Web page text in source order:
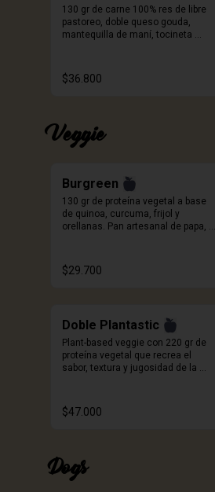
130 gr de carne 100% res de libre
pastoreo, doble queso gouda,
mantequilla de maní, tocineta
de papas.
$36.800
Veggie
Burgreen
130 gr de proteína vegetal a base
de quinoa, curcuma, frijol y
orellanas. Pan artesanal de papa,
Craft. Incluye porcion de papas.
$29.700
Doble Plantastic
Plant-based veggie con 220 gr de
proteína vegetal que recrea el
sabor, textura y jugosidad de la
natural ahumado. Pan artesanal de
papa, queso a elección,
$47.000
Dogs